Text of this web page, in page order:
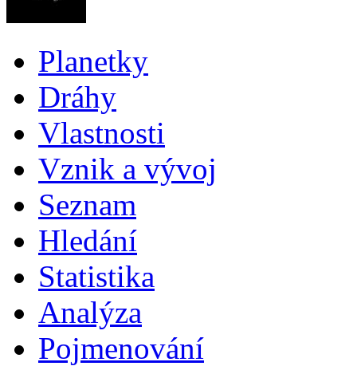
Planetky
Dráhy
Vlastnosti
Vznik a vývoj
Seznam
Hledání
Statistika
Analýza
Pojmenování